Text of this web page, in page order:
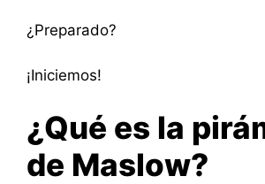
¿Preparado?
¡Iniciemos!
¿Qué es la
de Maslow?